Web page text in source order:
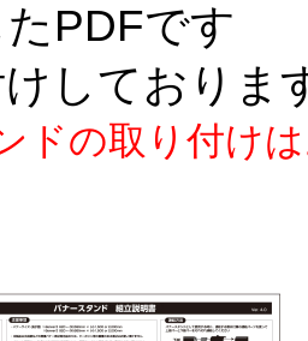
PDFです
しておりま
の取り付け